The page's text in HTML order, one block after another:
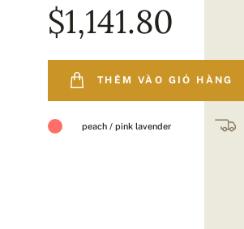
$1,141.80
THÊM VÀO GIỎ HÀNG
peach / pink lavender